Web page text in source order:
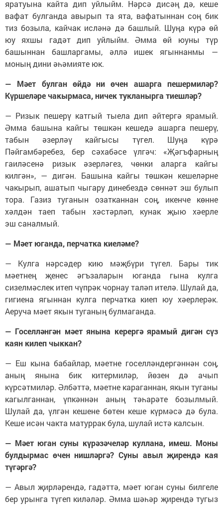
яратуына кайта дип уйлыйм. Нәрсә дисәң дә, кеше
вафат булганда авырып та ята, вафатыннан соң бик
тиз бозыла, кайчак исләнә дә башлый. Шуңа күрә өй
юу яхшы гадәт дип уйлыйм. Әмма өй юуны түр
башыннан башларгамы, әллә ишек ягыннанмы —
моның дини әһәмияте юк.
— Мәет булган өйдә ни өчен ашарга пешермиләр?
Күршеләре чакырмаса, ничек тукланырга тиешләр?
— Ризык пешерү катгый тыела дип әйтергә ярамый.
Әмма башына кайгы төшкән кешедә ашарга пешерү,
табын әзерләү кайгысы түгел. Шуңа күрә
Пәйгамбәребез, бер сәхабәсе үлгәч: «Җәгъфарның
гаиләсенә ризык әзерләгез, чөнки аларга кайгы
килгән», — дигән. Башына кайгы төшкән кешеләрне
чакырып, ашатып чыгару динебездә сөннәт эш булып
тора. Газиз туганын озатканнан соң, икенче көнне
хәлдән таеп табын хәстәрләп, кунак җыю хәерле
эш саналмый.
— Мәет юганда, перчатка киеләме?
— Кулга нәрсәдер кию мәҗбүри түгел. Бары тик
мәетнең җенес әгъзаларын юганда гына кулга
сизелмәслек итеп чүпрәк чорнау таләп ителә. Шулай да,
гигиена ягыннан кулга перчатка киеп юу хәерлерәк.
Аеруча мәет якын туганың булмаганда.
— Госелләнгән мәет янына керергә ярамый дигән сүз
каян килеп чыккан?
— Еш кына бабайлар, мәетне госелләндергәннән соң,
аның янына бик китермиләр, йөзен дә ачып
күрсәтмиләр. Әлбәттә, мәетне караганнан, якын туганы
кагылганнан, үпкәннән аның тәһарәте бозылмый.
Шулай да, үлгән кешене бөтен кеше күрмәсә дә була.
Кеше исән чакта матуррак була, шулай истә калсын.
— Мәет юган суны күрәзәчеләр куллана, имеш. Моны
булдырмас өчен нишләргә? Суны авыл җирендә кая
түгәргә?
— Авыл җирләрендә, гадәттә, мәет юган суны билгеле
бер урынга түгеп киләләр. Әмма шәһәр җирендә тугыз